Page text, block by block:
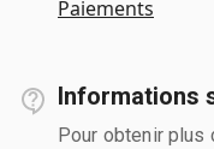
Paiements
Informations
Pour obtenir plus